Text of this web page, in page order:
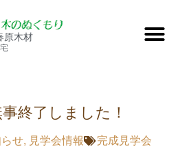
原木材
終了しました！
せ, 見学会情報 完成見学会